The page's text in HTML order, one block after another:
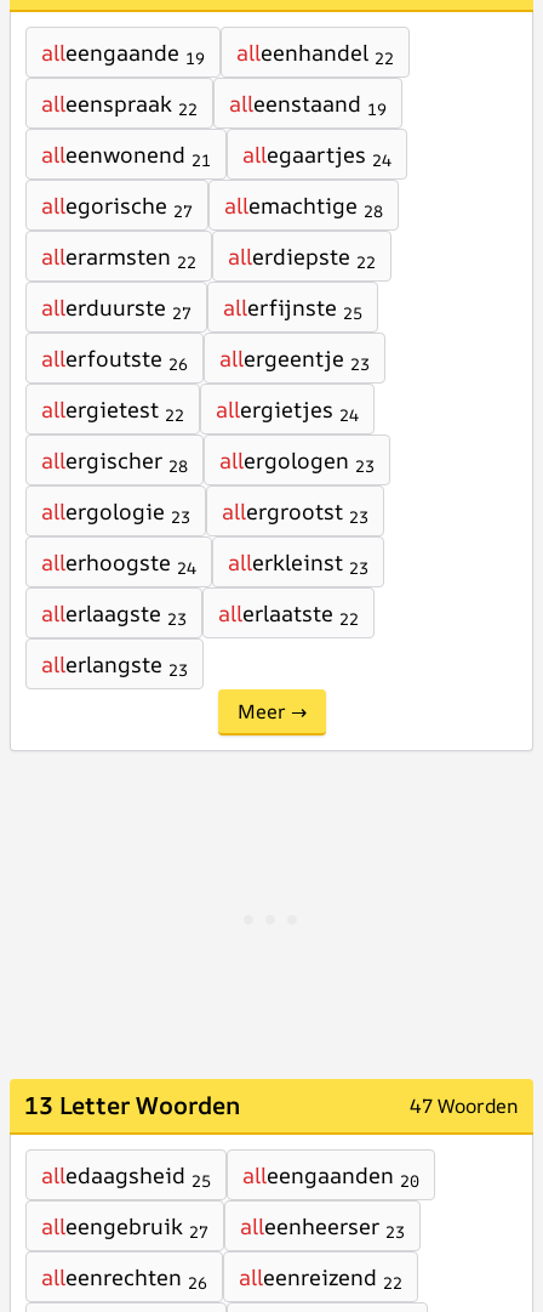
alleengaande 19 alleenhandel 22
alleenspraak 22 alleenstaand 19
alleenwonend 21 allegaartjes 24
allegorische 27 allemachtige 28
allerarmsten 22 allerdiepste 22
allerduurste 27 allerfijnste 25
allerfoutste 26 allergeentje 23
allergietest 22 allergietjes 24
allergischer 28 allergologen 23
allergologie 23 allergrootst 23
allerhoogste 24 allerkleinst 23
allerlaagste 23 allerlaatste 22
allerlangste 23
Meer →
13 Letter Woorden 47 Woorden
alledaagsheid 25 alleengaanden 20
alleengebruik 27 alleenheerser 23
alleenrechten 26 alleenreizend 22